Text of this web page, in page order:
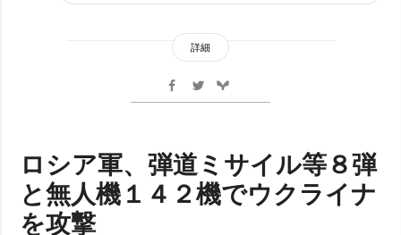
詳細
ロシア軍、弾道ミサイル等８弾
と無人機１４２機でウクライナ
を攻撃